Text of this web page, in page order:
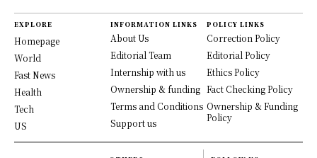
EXPLORE
Homepage
World
Fast News
Health
Tech
US
INFORMATION LINKS
About Us
Editorial Team
Internship with us
Ownership & funding
Terms and Conditions
Support us
POLICY LINKS
Correction Policy
Editorial Policy
Ethics Policy
Fact Checking Policy
Ownership & Funding
Policy